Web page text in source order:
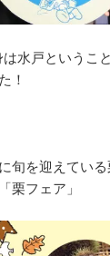
水戸というこ
！
旬を迎えてい
栗フェア」